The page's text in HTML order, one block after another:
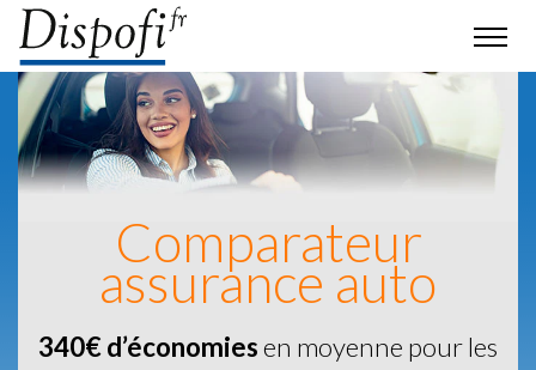
Comparateur
assurance auto
340€ d’économiesen moyenne pour les